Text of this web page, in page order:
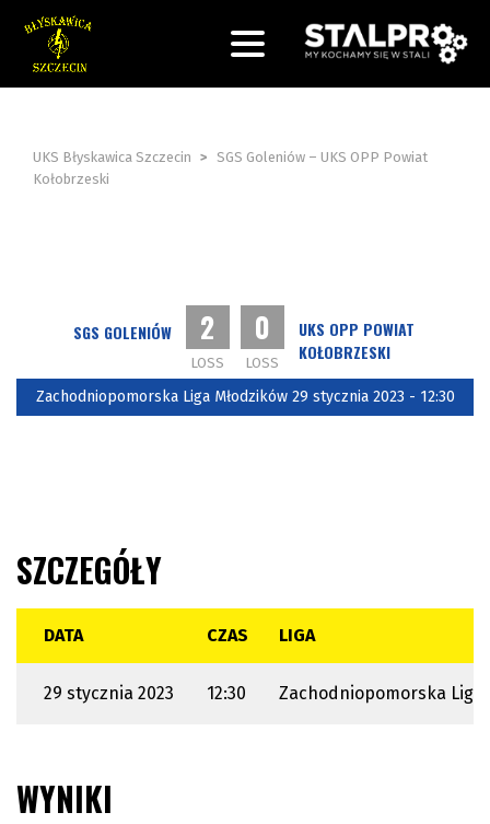
UKS Błyskawica Szczecin >
SGS Goleniów – UKS OPP Powiat
Kołobrzeski
SGS GOLENIÓW 2
LOSS
0
LOSS
UKS OPP POWIAT
KOŁOBRZESKI
Zachodniopomorska Liga Młodzików 29 stycznia 2023 - 12:30
SZCZEGÓŁY
DATA CZAS LIGA
29 stycznia 2023 12:30 Zachodniopomorska Liga
WYNIKI